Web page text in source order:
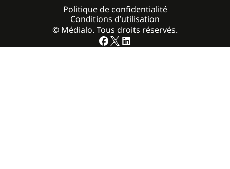
© Médialo. Tous droits réservés.
Politique de confidentialité
Conditions d’utilisation